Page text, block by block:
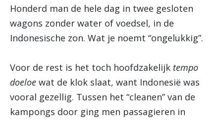
Honderd man de hele dag in twee gesloten
wagons zonder water of voedsel, in de
Indonesische zon. Wat je noemt “ongelukkig”.
Voor de rest is het toch hoofdzakelijk tempo
doeloe wat de klok slaat, want Indonesië was
vooral gezellig. Tussen het “cleanen” van de
kampongs door ging men passagieren in